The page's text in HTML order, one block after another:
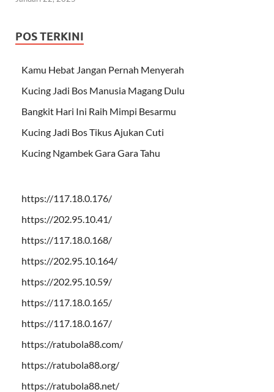
POS TERKINI
Kamu Hebat Jangan Pernah Menyerah
Kucing Jadi Bos Manusia Magang Dulu
Bangkit Hari Ini Raih Mimpi Besarmu
Kucing Jadi Bos Tikus Ajukan Cuti
Kucing Ngambek Gara Gara Tahu
https://117.18.0.176/
https://202.95.10.41/
https://117.18.0.168/
https://202.95.10.164/
https://202.95.10.59/
https://117.18.0.165/
https://117.18.0.167/
https://ratubola88.com/
https://ratubola88.org/
https://ratubola88.net/